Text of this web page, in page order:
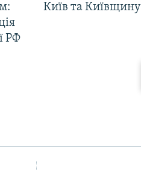
РФ
Київ та Київщину